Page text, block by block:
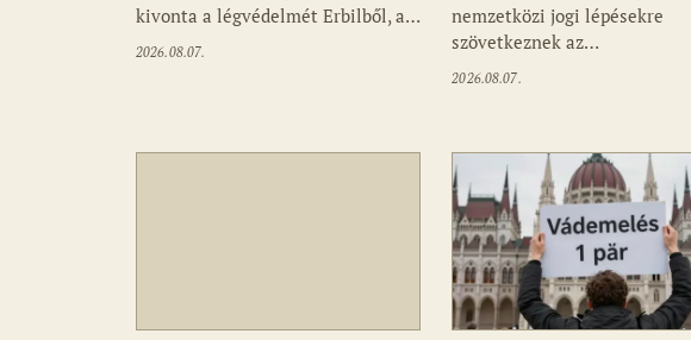
kivonta a légvédelmét Erbilből, a…
2026.08.07.
nemzetközi jogi lépésekre
szövetkeznek az…
2026.08.07.